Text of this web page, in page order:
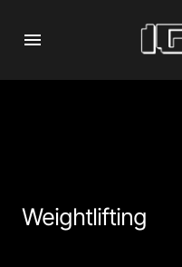
Weightlifting